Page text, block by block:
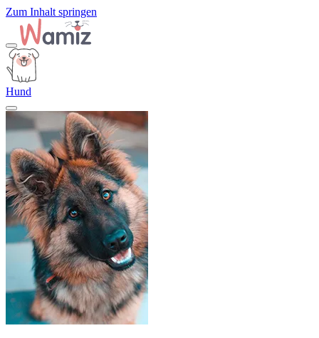
Zum Inhalt springen
Hund